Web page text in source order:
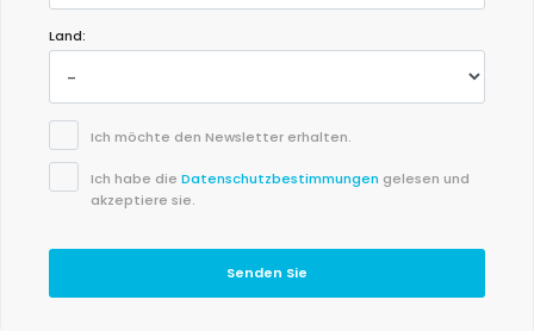
Land:
Ich möchte den Newsletter erhalten.
Ich habe die Datenschutzbestimmungen gelesen und
akzeptiere sie.
Senden Sie